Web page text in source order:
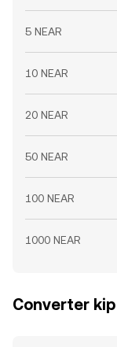
5 NEAR
10 NEAR
20 NEAR
50 NEAR
100 NEAR
1000 NEAR
Converter